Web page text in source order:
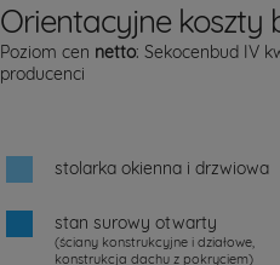
Orientacyjne koszty
Poziom cen netto: Sekocenbud IV
producenci
stolarka okienna i drzwiowa
stan surowy otwarty
(ściany konstrukcyjne i działowe,
konstrukcja dachu z pokryciem)